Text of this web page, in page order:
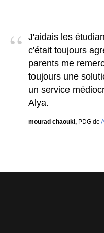
“
J'aidais les
c'était toujours
parents me
toujours une
un service
Alya.
mourad chaouki, PDG de